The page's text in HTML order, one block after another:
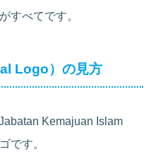
すべてです。
Logo）の見方
Kemajuan Islam
です。